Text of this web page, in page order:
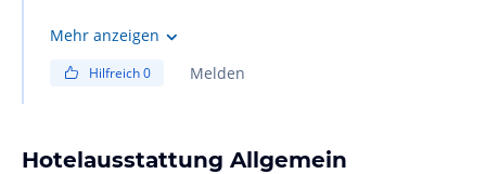
Mehr anzeigen
Hilfreich0 Melden
Hotelausstattung Allgemein